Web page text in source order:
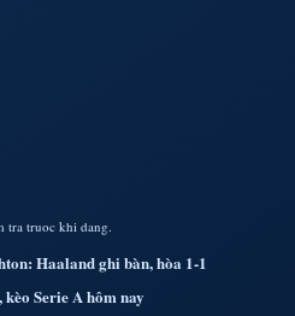
tra truoc khi dang.
Haaland ghi bàn, hòa 1-1
Serie A hôm nay